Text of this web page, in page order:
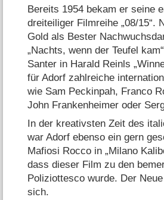
Bereits 1954 bekam er seine
dreiteiliger Filmreihe „08/​15“.
Gold als Bester
„Nachts, wenn der Teufel
Santer in Harald Reinls
für Adorf zahlreiche
wie Sam Peckinpah, Franco
John Frankenheimer oder
In der kreativsten Zeit des
war Adorf ebenso ein gern
Mafiosi Rocco in „Milano
dass dieser Film zu den
Poliziottesco wurde. Der
sich.